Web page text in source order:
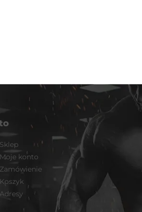
Sklep
Moje konto
Zamówienie
Koszyk
Adresy